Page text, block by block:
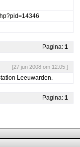
Pagina: 1
[27 jun 2008 om 12:05 ]
Leeuwarden.
Pagina: 1